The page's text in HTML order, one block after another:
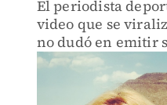
El periodista
video que se
no dudó en emitir